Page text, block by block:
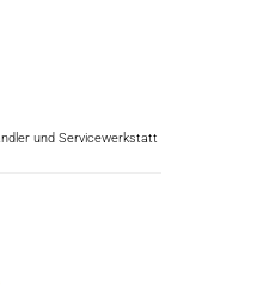
und Servicewerkstatt